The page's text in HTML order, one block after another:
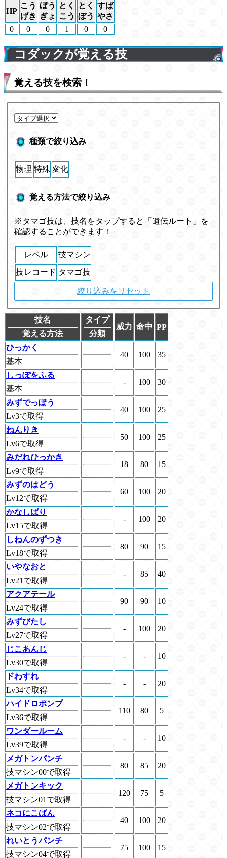
HP
こう
げき
ぼう
ぎょ
とく
こう
とく
ぼう
すば
やさ
0
0 0 1 0 0
コダックが覚える技
覚える技を検索！
種類で絞り込み
物理 特殊 変化
覚える方法で絞り込み
※タマゴ技は、技名をタップすると「遺伝ルート」を
確認することができます！
レベル 技マシン
技レコード タマゴ技
絞り込みをリセット
技名
覚える方法
タイプ
分類
威力 命中 PP
ひっかく
基本
40 100 35
しっぽをふる
基本
- 100 30
みずでっぽう
Lv3で取得
40 100 25
ねんりき
Lv6で取得
50 100 25
みだれひっかき
Lv9で取得
18 80 15
みずのはどう
Lv12で取得
60 100 20
かなしばり
Lv15で取得
- 100 20
しねんのずつき
Lv18で取得
80 90 15
いやなおと
Lv21で取得
- 85 40
アクアテール
Lv24で取得
90 90 10
みずびたし
Lv27で取得
- 100 20
じこあんじ
Lv30で取得
- - 10
ドわすれ
Lv34で取得
- - 20
ハイドロポンプ
Lv36で取得
110 80 5
ワンダールーム
Lv39で取得
- - 10
メガトンパンチ
技マシン00で取得
80 85 20
メガトンキック
技マシン01で取得
120 75 5
ネコにこばん
技マシン02で取得
40 100 20
れいとうパンチ
技マシン04で取得
75 100 15